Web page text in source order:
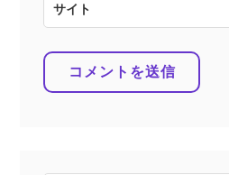
サイト